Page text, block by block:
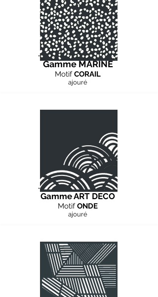
Gamme MARINE
MotifCORAIL
ajouré
Gamme ART DECO
MotifONDE
ajouré